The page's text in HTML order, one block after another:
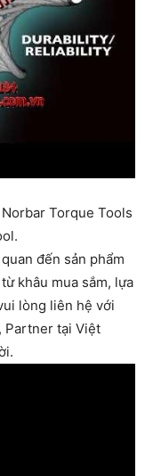
Torque Tools
đến sản phẩm
khâu mua sắm, lựa
lòng liên hệ với
Partner tại Việt